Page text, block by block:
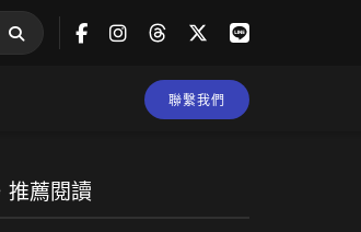
聯繫我們
推薦閱讀